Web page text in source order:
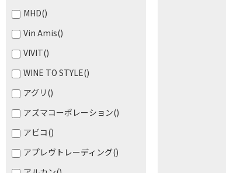
MHD()
Vin Amis()
VIVIT()
WINE TO STYLE()
アグリ ()
アズマコーポレーション()
アビコ()
アプレヴトレーディング()